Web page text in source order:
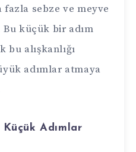
sebze ve meyve
küçük bir adım
alışkanlığı
adımlar atmaya
Adımlar